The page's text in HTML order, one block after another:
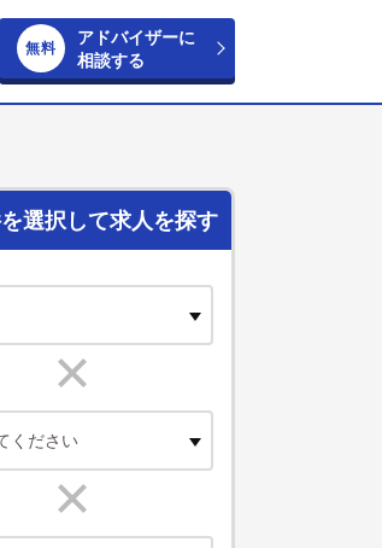
アドバイザーに
相談する
選択して求人を探す
ください